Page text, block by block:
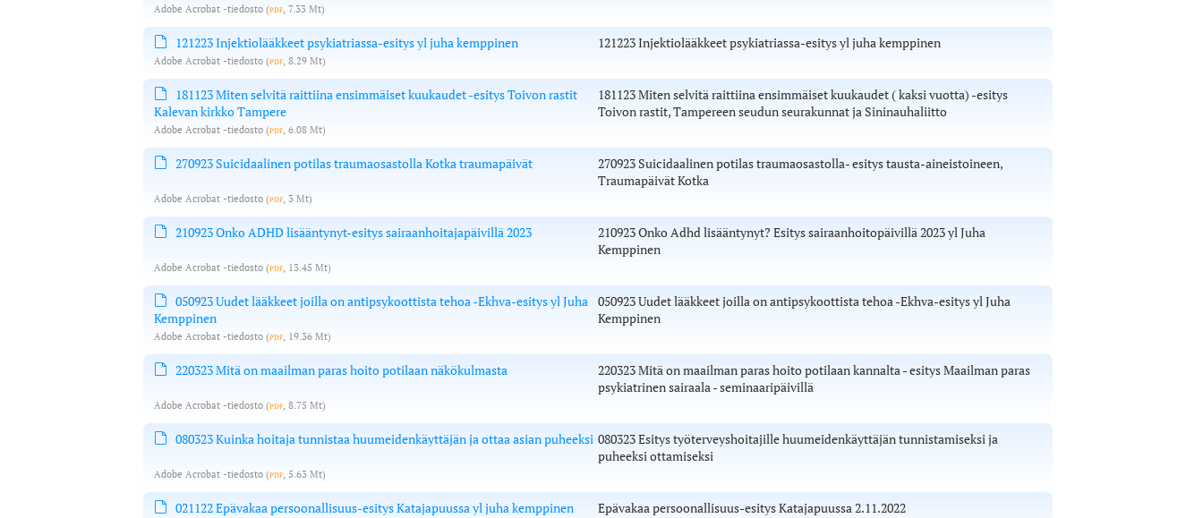
Adobe Acrobat -tiedosto (pdf , 7.33 Mt)
121223 Injektiolääkkeet psykiatriassa-esitys yl juha kemppinen 121223 Injektiolääkkeet psykiatriassa-esitys yl juha kemppinen
Adobe Acrobat -tiedosto (pdf , 8.29 Mt)
181123 Miten selvitä raittiina ensimmäiset kuukaudet -esitys Toivon rastit
Kalevan kirkko Tampere
181123 Miten selvitä raittiina ensimmäiset kuukaudet ( kaksi vuotta) -esitys
Toivon rastit, Tampereen seudun seurakunnat ja Sininauhaliitto
Adobe Acrobat -tiedosto (pdf , 6.08 Mt)
270923 Suicidaalinen potilas traumaosastolla Kotka traumapäivät
270923 Suicidaalinen potilas traumaosastolla- esitys tausta-aineistoineen,
Traumapäivät Kotka
Adobe Acrobat -tiedosto (pdf , 3 Mt)
210923 Onko ADHD lisääntynyt-esitys sairaanhoitajapäivillä 2023
210923 Onko Adhd lisääntynyt? Esitys sairaanhoitopäivillä 2023 yl Juha
Kemppinen
Adobe Acrobat -tiedosto (pdf , 13.45 Mt)
050923 Uudet lääkkeet joilla on antipsykoottista tehoa -Ekhva-esitys yl Juha
Kemppinen
050923 Uudet lääkkeet joilla on antipsykoottista tehoa -Ekhva-esitys yl Juha
Kemppinen
Adobe Acrobat -tiedosto (pdf , 19.36 Mt)
220323 Mitä on maailman paras hoito potilaan näkökulmasta
220323 Mitä on maailman paras hoito potilaan kannalta - esitys Maailman paras
psykiatrinen sairaala - seminaaripäivillä
Adobe Acrobat -tiedosto (pdf , 8.75 Mt)
080323 Kuinka hoitaja tunnistaa huumeidenkäyttäjän ja ottaa asian puheeksi 080323 Esitys työterveyshoitajille huumeidenkäyttäjän tunnistamiseksi ja
puheeksi ottamiseksi
Adobe Acrobat -tiedosto (pdf , 5.63 Mt)
021122 Epävakaa persoonallisuus-esitys Katajapuussa yl juha kemppinen Epävakaa persoonallisuus-esitys Katajapuussa 2.11.2022